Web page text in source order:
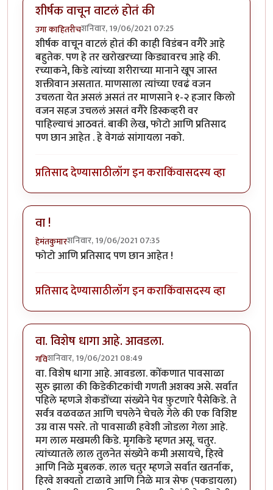
शीर्षक वाचून वाटलं होतं की
उगा काहितरीचशनिवार, 19/06/2021 07:25
शीर्षक वाचून वाटलं होतं की काही विडंबन वगैरे आहे
बहुतेक. पण हे तर खरोखरच्या किड्यावरच आहे की.
रच्याकने, किडे त्यांच्या शरीराच्या मानाने खूप जास्त
शक्तीवान असतात. माणसाला त्यांच्या एवढं वजन
उचलता येत असलं असतं तर माणसाने १-२ हजार किलो
वजन सहज उचललं असतं वगैरे डिस्कव्हरी वर
पाहिल्याचं आठवतं. बाकी लेख, फोटो आणि प्रतिसाद
पण छान आहेत . हे वेगळं सांगायला नको.
प्रतिसाद देण्यासाठीलॉग इन कराकिंवासदस्य व्हा
वा !
हेमंतकुमारशनिवार, 19/06/2021 07:35
फोटो आणि प्रतिसाद पण छान आहेत !
प्रतिसाद देण्यासाठीलॉग इन कराकिंवासदस्य व्हा
वा. विशेष धागा आहे. आवडला.
गविशनिवार, 19/06/2021 08:49
वा. विशेष धागा आहे. आवडला. कोंकणात पावसाळा
सुरु झाला की किडेकीटकांची गणती अशक्य असे. सर्वात
पहिले म्हणजे शेकडोंच्या संख्येने पेव फ़ुटणारे पैसेकिडे. ते
सर्वत्र वळवळत आणि चपलेने चेचले गेले की एक विशिष्ट
उग्र वास पसरे. तो पावसाळी हवेशी जोडला गेला आहे.
मग लाल मखमली किडे. मृगकिडे म्हणत असू. चतुर.
त्यांच्यातले लाल तुलनेत संख्येने कमी असायचे, हिरवे
आणि निळे मुबलक. लाल चतुर म्हणजे सर्वात खतर्नाक,
हिरवे शक्यतो टाळावे आणि निळे मात्र सेफ (पकडायला)